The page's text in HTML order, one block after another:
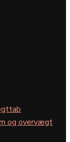
og overvægt